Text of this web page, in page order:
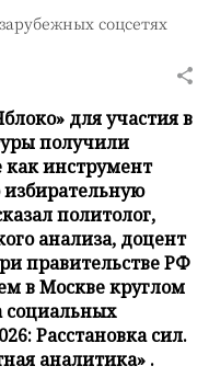
соцсетях
для участия в
получили
как инструмент
политолог,
анализа, доцент
правительстве РФ
в Москве круглом
социальных
Расстановка сил.
аналитика» .